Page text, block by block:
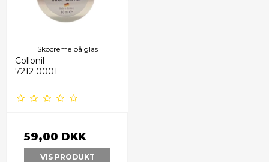
Skocreme på glas
Collonil
7212 0001
59,00 DKK
VIS PRODUKT